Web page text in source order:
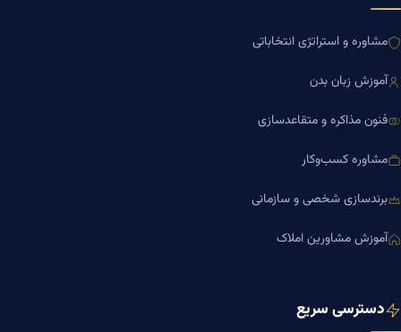
مشاوره و استراتژی انتخاباتی
آموزش زبان بدن
فنون مذاکره و متقاعدسازی
مشاوره کسب‌وکار
برندسازی شخصی و سازمانی
آموزش مشاورین املاک
دسترسی سریع